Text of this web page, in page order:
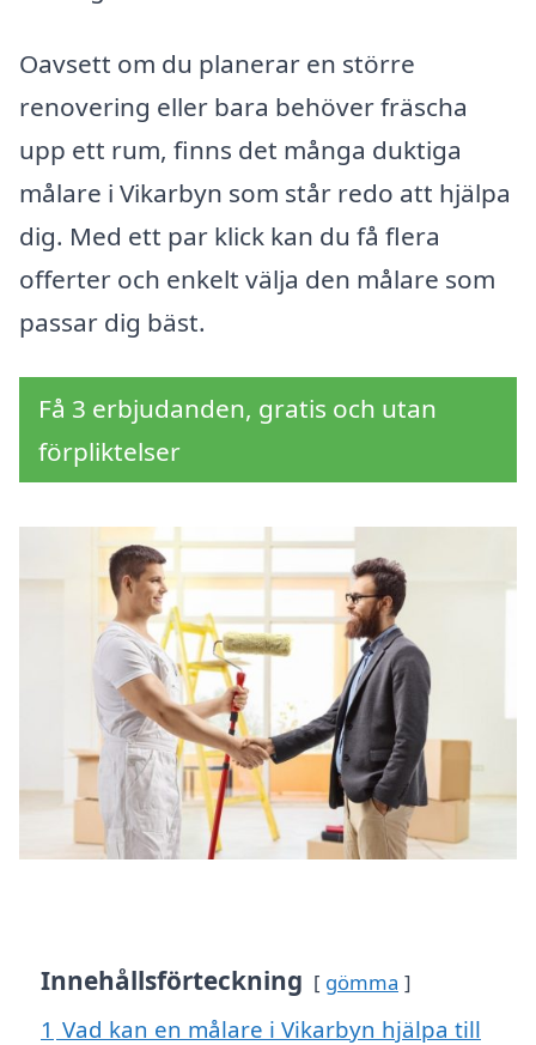
Oavsett om du planerar en större
renovering eller bara behöver fräscha
upp ett rum, finns det många duktiga
målare i Vikarbyn som står redo att hjälpa
dig. Med ett par klick kan du få flera
offerter och enkelt välja den målare som
passar dig bäst.
Få 3 erbjudanden, gratis och utan
förpliktelser
Innehållsförteckning gömma
1 Vad kan en målare i Vikarbyn hjälpa till